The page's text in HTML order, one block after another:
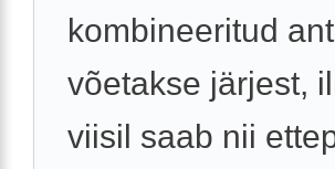
kombineeritud
võetakse järjest,
viisil saab nii